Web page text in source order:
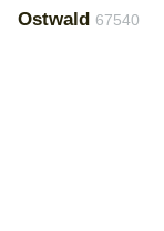
Ostwald 67540